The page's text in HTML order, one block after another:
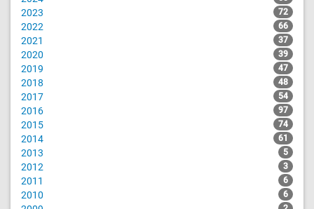
2023 72
2022 66
2021 37
2020 39
2019 47
2018 48
2017 54
2016 97
2015 74
2014 61
2013 5
2012 3
2011 6
2010 6